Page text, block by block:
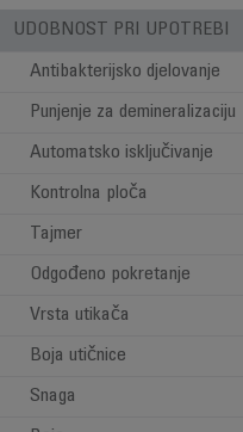
UDOBNOST PRI UPOTREBI
Antibakterijsko djelovanje
Punjenje za demineralizaciju
Automatsko isključivanje
Kontrolna ploča
Tajmer
Odgođeno pokretanje
Vrsta utikača
Boja utičnice
Snaga